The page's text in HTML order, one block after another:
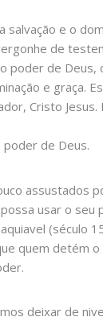
e o
de
de
e graça.
Cristo
poder de Deus.
assustados
usar o seu
(século
quem detém
deixar de